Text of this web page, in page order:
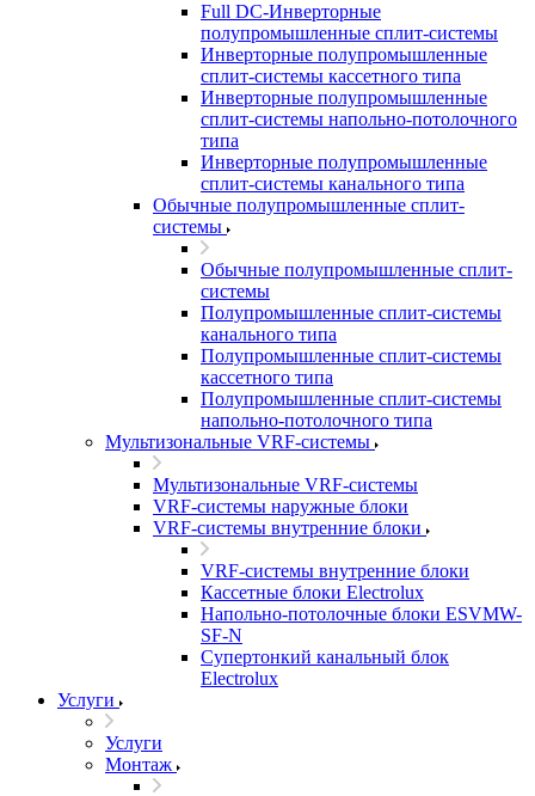
Full DC-Инверторные
полупромышленные сплит-системы
Инверторные полупромышленные
сплит-системы кассетного типа
Инверторные полупромышленные
сплит-системы напольно-потолочного
типа
Инверторные полупромышленные
сплит-системы канального типа
Обычные полупромышленные сплит-
системы
Обычные полупромышленные сплит-
системы
Полупромышленные сплит-системы
канального типа
Полупромышленные сплит-системы
кассетного типа
Полупромышленные сплит-системы
напольно-потолочного типа
Мультизональные VRF-системы
Мультизональные VRF-системы
VRF-системы наружные блоки
VRF-системы внутренние блоки
VRF-системы внутренние блоки
Кассетные блоки Electrolux
Напольно-потолочные блоки ESVMW-
SF-N
Супертонкий канальный блок
Electrolux
Услуги
Услуги
Монтаж